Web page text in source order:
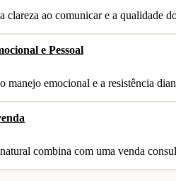
clareza ao comunicar e a qualidade
e Pessoal
manejo emocional e a resistência
combina com uma venda